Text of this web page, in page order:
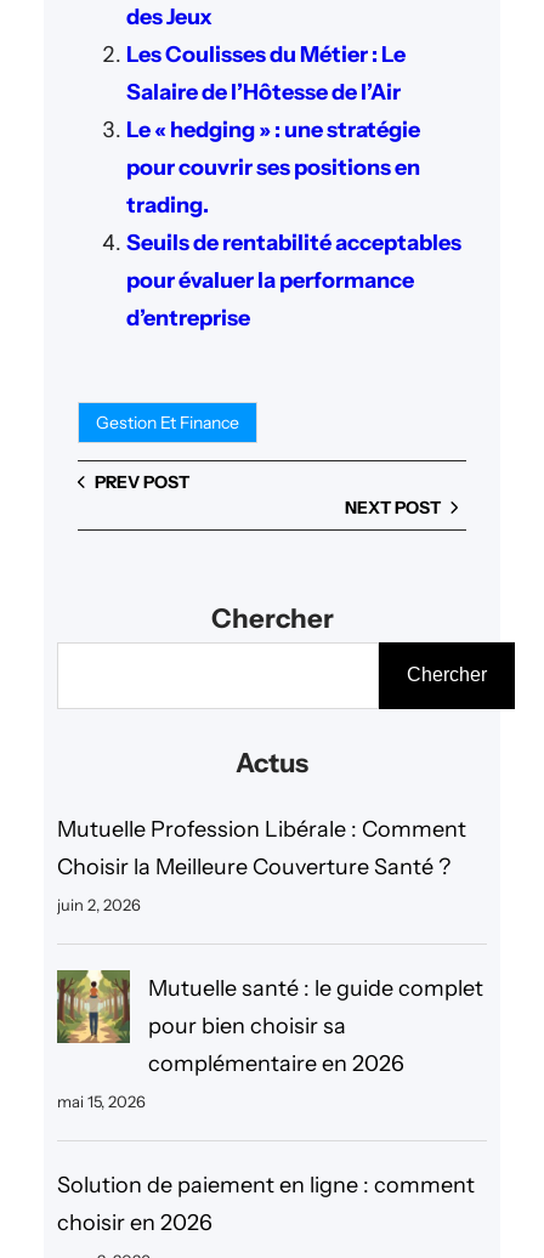
des Jeux
Les Coulisses du Métier : Le
Salaire de l’Hôtesse de l’Air
Le « hedging » : une stratégie
pour couvrir ses positions en
trading.
Seuils de rentabilité acceptables
pour évaluer la performance
d’entreprise
Gestion Et Finance
PREV POST
NEXT POST
Chercher
c
h
r
Chercher
Actus
Mutuelle Profession Libérale : Comment
Choisir la Meilleure Couverture Santé ?
juin 2, 2026
Mutuelle santé : le guide complet
pour bien choisir sa
complémentaire en 2026
mai 15, 2026
Solution de paiement en ligne : comment
choisir en 2026